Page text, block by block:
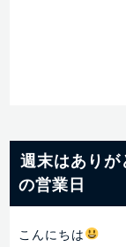
週末はありが
の営業日
こんにちは